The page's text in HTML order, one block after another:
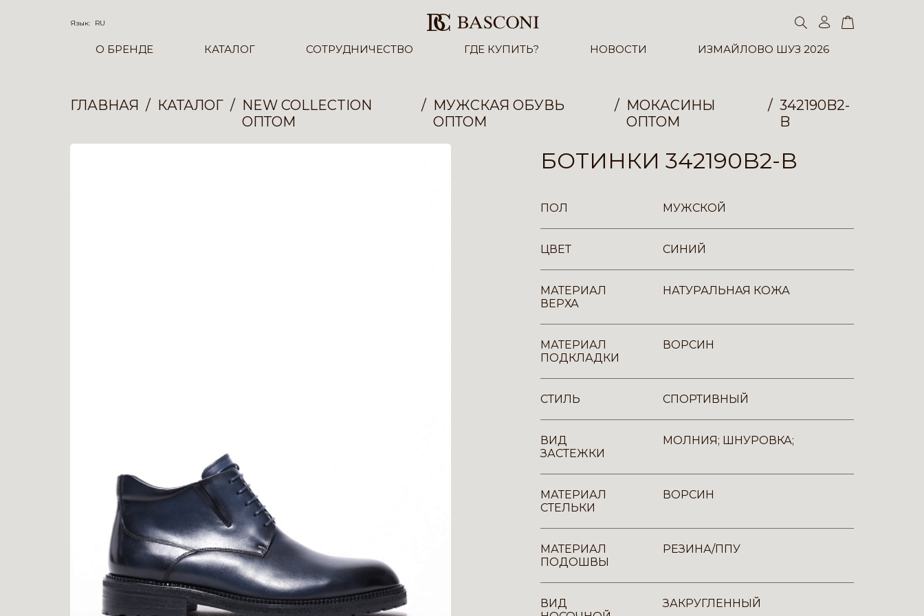
Язык: RU
О БРЕНДЕ КАТАЛОГ СОТРУДНИЧЕСТВО ГДЕ КУПИТЬ? НОВОСТИ ИЗМАЙЛОВО ШУЗ 2026
ГЛАВНАЯ КАТАЛОГ
NEW COLLECTION
ОПТОМ
МУЖСКАЯ ОБУВЬ
ОПТОМ
МОКАСИНЫ
ОПТОМ
342190B2-
B
БОТИНКИ 342190B2-B
ПОЛ МУЖСКОЙ
ЦВЕТ СИНИЙ
МАТЕРИАЛ
ВЕРХА
НАТУРАЛЬНАЯ КОЖА
МАТЕРИАЛ
ПОДКЛАДКИ
ВОРСИН
СТИЛЬ СПОРТИВНЫЙ
ВИД
ЗАСТЕЖКИ
МОЛНИЯ; ШНУРОВКА;
МАТЕРИАЛ
СТЕЛЬКИ
ВОРСИН
МАТЕРИАЛ
ПОДОШВЫ
РЕЗИНА/ППУ
ВИД
ЗАКРУГЛЕННЫЙ